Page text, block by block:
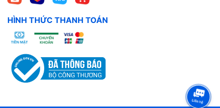
HÌNH THỨC THANH TOÁN